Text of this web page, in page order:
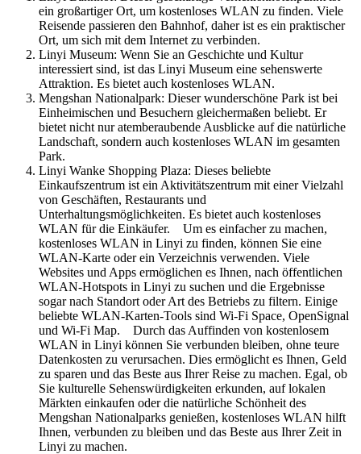
ein großartiger Ort, um kostenloses WLAN zu finden. Viele
Reisende passieren den Bahnhof, daher ist es ein praktischer
Ort, um sich mit dem Internet zu verbinden.
Linyi Museum: Wenn Sie an Geschichte und Kultur
interessiert sind, ist das Linyi Museum eine sehenswerte
Attraktion. Es bietet auch kostenloses WLAN.
Mengshan Nationalpark: Dieser wunderschöne Park ist bei
Einheimischen und Besuchern gleichermaßen beliebt. Er
bietet nicht nur atemberaubende Ausblicke auf die natürliche
Landschaft, sondern auch kostenloses WLAN im gesamten
Park.
Linyi Wanke Shopping Plaza: Dieses beliebte
Einkaufszentrum ist ein Aktivitätszentrum mit einer Vielzahl
von Geschäften, Restaurants und
Unterhaltungsmöglichkeiten. Es bietet auch kostenloses
WLAN für die Einkäufer. Um es einfacher zu machen,
kostenloses WLAN in Linyi zu finden, können Sie eine
WLAN-Karte oder ein Verzeichnis verwenden. Viele
Websites und Apps ermöglichen es Ihnen, nach öffentlichen
WLAN-Hotspots in Linyi zu suchen und die Ergebnisse
sogar nach Standort oder Art des Betriebs zu filtern. Einige
beliebte WLAN-Karten-Tools sind Wi-Fi Space, OpenSignal
und Wi-Fi Map. Durch das Auffinden von kostenlosem
WLAN in Linyi können Sie verbunden bleiben, ohne teure
Datenkosten zu verursachen. Dies ermöglicht es Ihnen, Geld
zu sparen und das Beste aus Ihrer Reise zu machen. Egal, ob
Sie kulturelle Sehenswürdigkeiten erkunden, auf lokalen
Märkten einkaufen oder die natürliche Schönheit des
Mengshan Nationalparks genießen, kostenloses WLAN hilft
Ihnen, verbunden zu bleiben und das Beste aus Ihrer Zeit in
Linyi zu machen.